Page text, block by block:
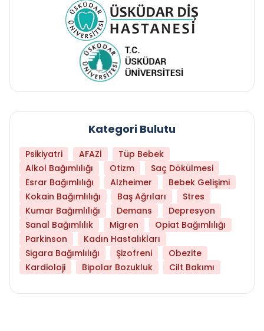
Kategori Bulutu
Psikiyatri AFAZİ
Tüp Bebek
Alkol Bağımlılığı
Otizm
Saç Dökülmesi
Esrar Bağımlılığı
Alzheimer
Bebek Gelişimi
Kokain Bağımlılığı
Baş Ağrıları
Stres
Kumar Bağımlılığı
Demans
Depresyon
Sanal Bağımlılık
Migren
Opiat Bağımlılığı
Parkinson
Kadın Hastalıkları
Sigara Bağımlılığı
Şizofreni
Obezite
Kardioloji
Bipolar Bozukluk Cilt Bakımı